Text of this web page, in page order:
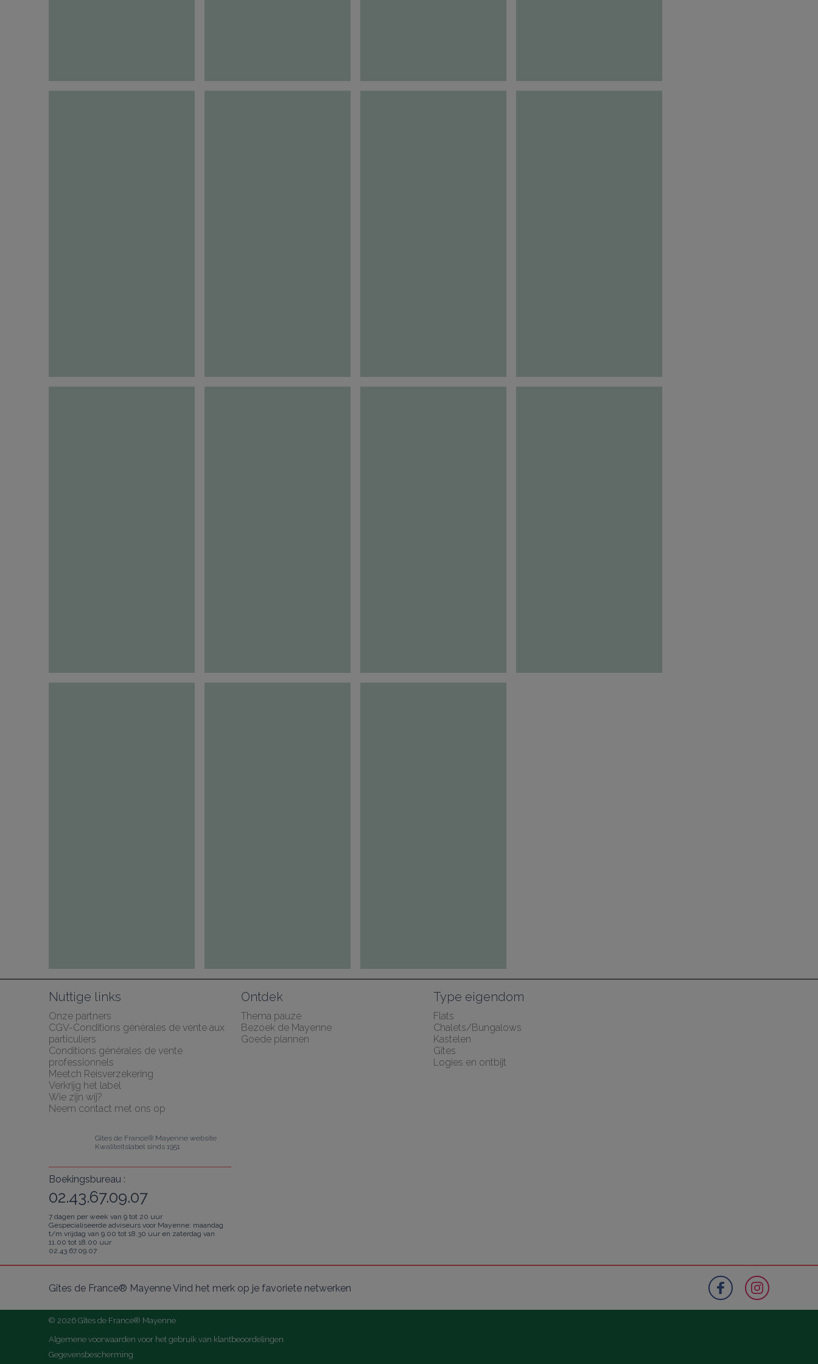
Nuttige links
Onze partners
CGV-Conditions générales de vente aux
particuliers
Conditions générales de vente
professionnels
Meetch Reisverzekering
Verkrijg het label
Wie zijn wij?
Neem contact met ons op
Ontdek
Thema pauze
Bezoek de Mayenne
Goede plannen
Type eigendom
Flats
Chalets/Bungalows
Kastelen
Gîtes
Logies en ontbijt
Gîtes de France® Mayenne website
Kwaliteitslabel sinds 1951
Boekingsbureau :
02.43.67.09.07
7 dagen per week van 9 tot 20 uur
Gespecialiseerde adviseurs voor Mayenne: maandag
t/m vrijdag van 9.00 tot 18.30 uur en zaterdag van
11.00 tot 18.00 uur
02.43.67.09.07
Gîtes de France® Mayenne Vind het merk op je favoriete netwerken
© 2026 Gîtes de France® Mayenne
Algemene voorwaarden voor het gebruik van klantbeoordelingen
Gegevensbescherming